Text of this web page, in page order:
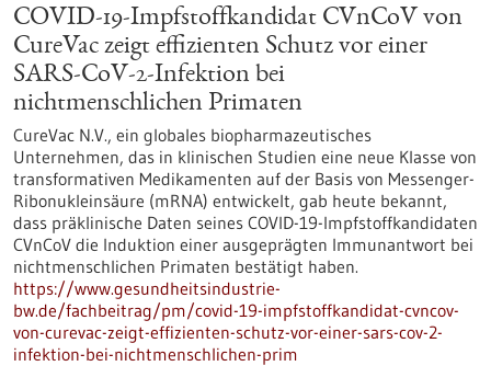
COVID-19-Impfstoffkandidat CVnCoV von
CureVac zeigt effizienten Schutz vor einer
SARS-CoV-2-Infektion bei
nichtmenschlichen Primaten
CureVac N.V., ein globales biopharmazeutisches
Unternehmen, das in klinischen Studien eine neue Klasse von
transformativen Medikamenten auf der Basis von Messenger-
Ribonukleinsäure (mRNA) entwickelt, gab heute bekannt,
dass präklinische Daten seines COVID-19-Impfstoffkandidaten
CVnCoV die Induktion einer ausgeprägten Immunantwort bei
nichtmenschlichen Primaten bestätigt haben.
https://www.gesundheitsindustrie-
bw.de/fachbeitrag/pm/covid-19-impfstoffkandidat-cvncov-
von-curevac-zeigt-effizienten-schutz-vor-einer-sars-cov-2-
infektion-bei-nichtmenschlichen-prim